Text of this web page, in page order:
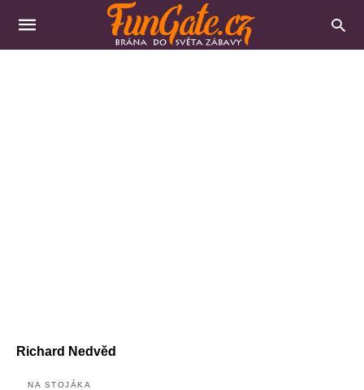
Richard Nedvěd
NA STOJÁKA